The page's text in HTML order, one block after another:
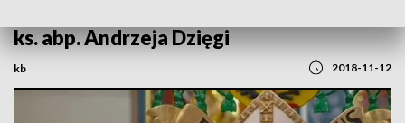
ks. abp. Andrzeja Dzięgi
kb 2018-11-12